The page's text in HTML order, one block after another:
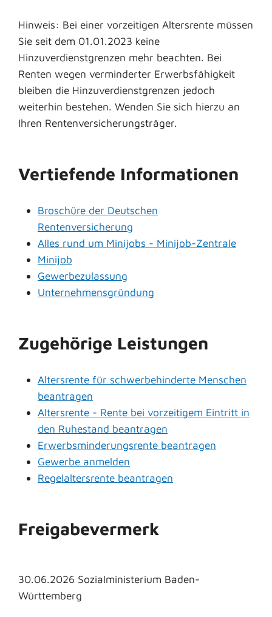
Hinweis: Bei einer vorzeitigen Altersrente müssen
Sie seit dem 01.01.2023 keine
Hinzuverdienstgrenzen mehr beachten. Bei
Renten wegen verminderter Erwerbsfähigkeit
bleiben die Hinzuverdienstgrenzen jedoch
weiterhin bestehen. Wenden Sie sich hierzu an
Ihren Rentenversicherungsträger.
Vertiefende Informationen
Broschüre der Deutschen
Rentenversicherung
Alles rund um Minijobs - Minijob-Zentrale
Minijob
Gewerbezulassung
Unternehmensgründung
Zugehörige Leistungen
Altersrente für schwerbehinderte Menschen
beantragen
Altersrente - Rente bei vorzeitigem Eintritt in
den Ruhestand beantragen
Erwerbsminderungsrente beantragen
Gewerbe anmelden
Regelaltersrente beantragen
Freigabevermerk
30.06.2026 Sozialministerium Baden-
Württemberg